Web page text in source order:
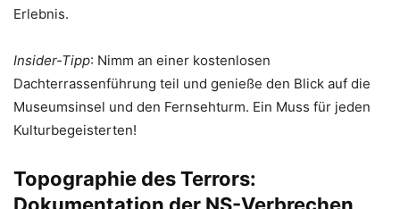
Erlebnis.
Insider-Tipp: Nimm an einer kostenlosen
Dachterrassenführung teil und genieße den Blick auf die
Museumsinsel und den Fernsehturm. Ein Muss für jeden
Kulturbegeisterten!
Topographie des Terrors: